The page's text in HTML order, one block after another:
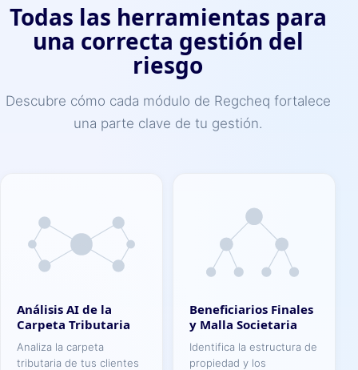
Todas las herramientas para
una correcta gestión del
riesgo
Descubre cómo cada módulo de Regcheq fortalece
una parte clave de tu gestión.
Análisis AI de la
Carpeta Tributaria
Analiza la carpeta
tributaria de tus clientes
Beneficiarios Finales
y Malla Societaria
Identifica la estructura de
propiedad y los